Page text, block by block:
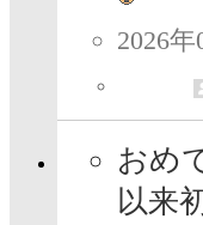
2026
おめ
以来